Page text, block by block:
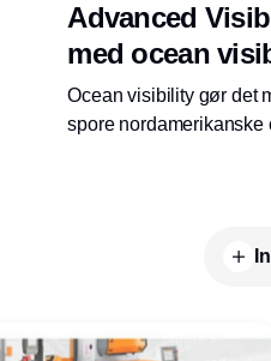
Advanced
med ocean
Ocean visibility gør det
spore nordamerikanske